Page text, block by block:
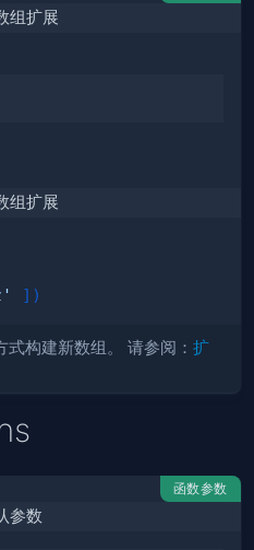
组扩展
组扩展
] )
构建新数组。 请参阅： 扩
函数参数
参数